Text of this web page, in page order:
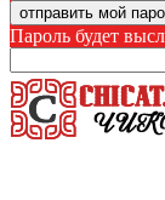
Пароль будет